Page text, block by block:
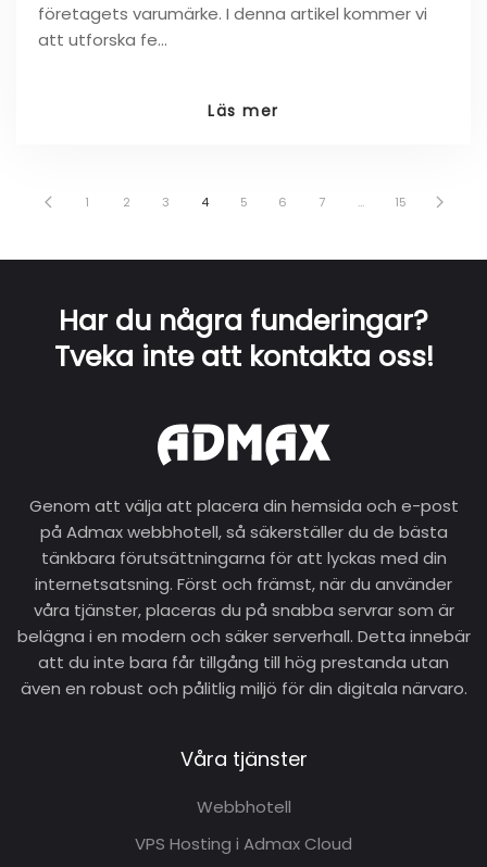
företagets varumärke. I denna artikel kommer vi
att utforska fe…
Läs mer
1 2 3 4 5 6 7 … 15
Har du några funderingar?
Tveka inte att kontakta oss!
Genom att välja att placera din hemsida och e-post
på Admax webbhotell, så säkerställer du de bästa
tänkbara förutsättningarna för att lyckas med din
internetsatsning. Först och främst, när du använder
våra tjänster, placeras du på snabba servrar som är
belägna i en modern och säker serverhall. Detta innebär
att du inte bara får tillgång till hög prestanda utan
även en robust och pålitlig miljö för din digitala närvaro.
Våra tjänster
Webbhotell
VPS Hosting i Admax Cloud